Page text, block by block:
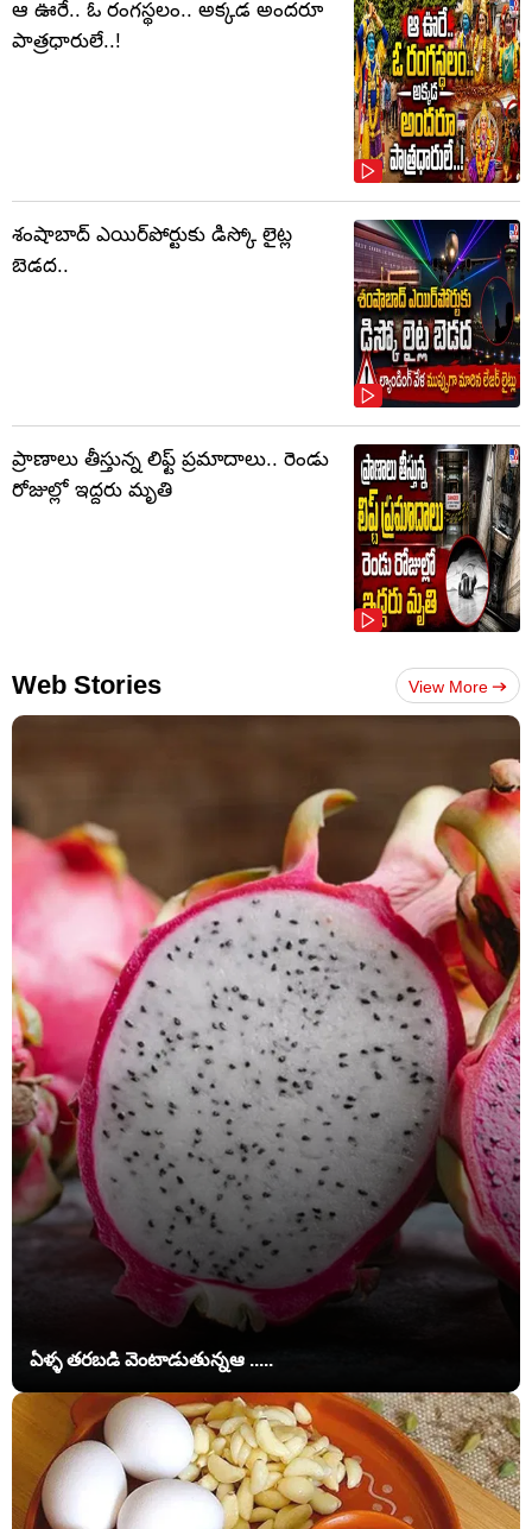
ఆ ఊరే.. ఓ రంగస్థలం.. అక్కడ అందరూ
పాత్రధారులే..!
శంషాబాద్ ఎయిర్‌పోర్టుకు డిస్కో లైట్ల
బెడద..
ప్రాణాలు తీస్తున్న లిఫ్ట్‌ ప్రమాదాలు.. రెండు
రోజుల్లో ఇద్దరు మృతి
Web Stories View More
ఏళ్ళ తరబడి వెంటాడుతున్నఆ .....